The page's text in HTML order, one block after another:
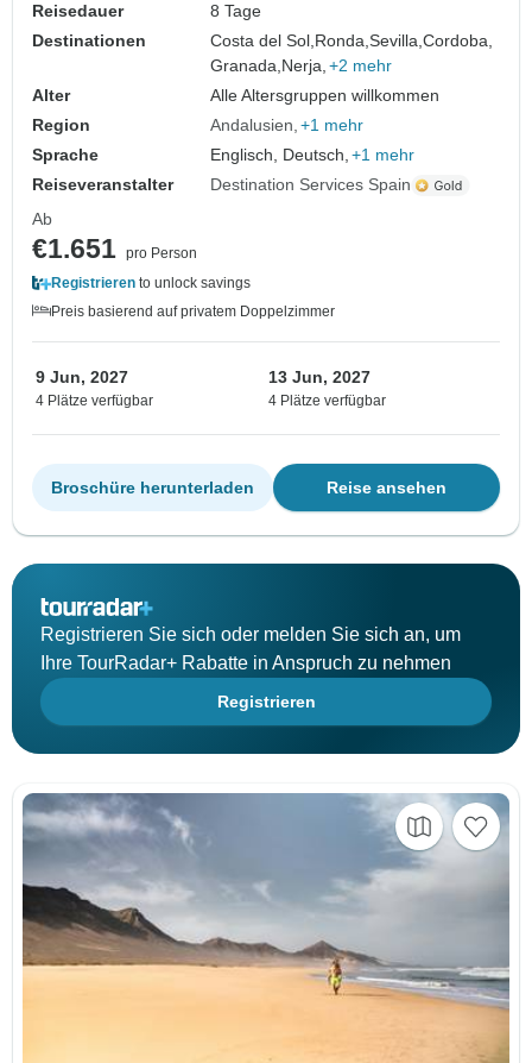
Reisedauer
8 Tage
Destinationen
Costa del Sol, Ronda,Sevilla,Cordoba,
Granada, Nerja, +2 mehr
Alter
Alle Altersgruppen willkommen
Region
Andalusien +1 mehr
Sprache
Englisch, Deutsch, +1 mehr
Reiseveranstalter
Destination Services Spain
Ab
€1.651 pro Person
Registrieren to unlock savings
Preis basierend auf privatem Doppelzimmer
9 Jun, 2027
4 Plätze verfügbar
13 Jun, 2027
4 Plätze verfügbar
Reise ansehen
Broschüre herunterladen
Registrieren Sie sich oder melden Sie sich an, um
Ihre TourRadar+ Rabatte in Anspruch zu nehmen
Registrieren